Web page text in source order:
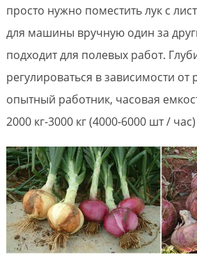
просто нужно поместить лук с
для машины вручную один за
подходит для полевых работ.
регулироваться в зависимости от
опытный работник, часовая
2000 кг-3000 кг (4000-6000 шт / час)